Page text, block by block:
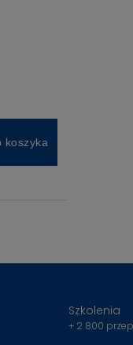
koszyka
Szkolenia
+ 2 800